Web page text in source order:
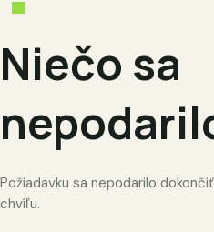
Niečo sa
Požiadavku sa nepodarilo
chvíľu.